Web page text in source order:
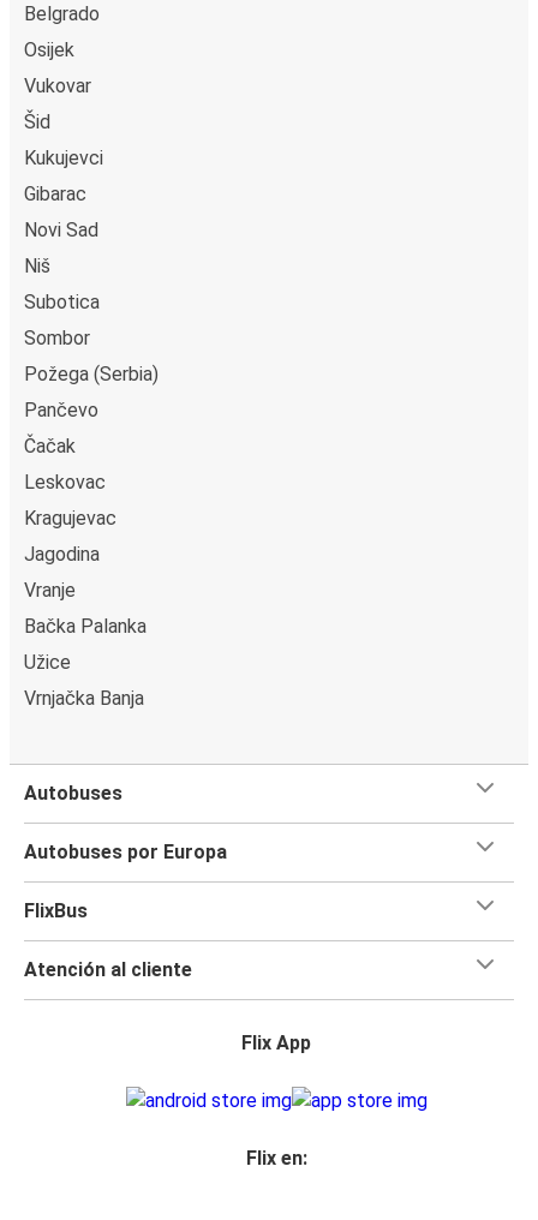
Belgrado
Osijek
Vukovar
Šid
Kukujevci
Gibarac
Novi Sad
Niš
Subotica
Sombor
Požega (Serbia)
Pančevo
Čačak
Leskovac
Kragujevac
Jagodina
Vranje
Bačka Palanka
Užice
Vrnjačka Banja
Autobuses
Autobuses por Europa
FlixBus
Atención al cliente
Flix App
Flix en: